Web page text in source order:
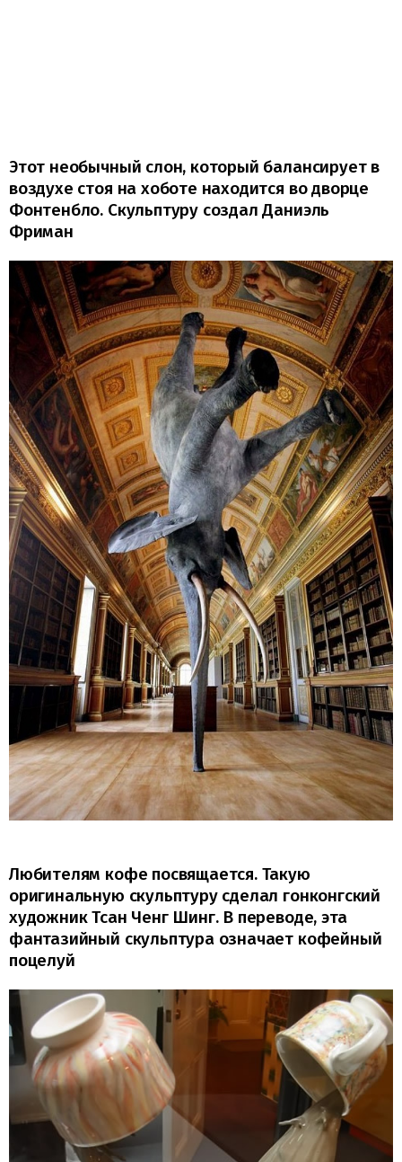
Этот необычный слон, который балансирует в
воздухе стоя на хоботе находится во дворце
Фонтенбло. Скульптуру создал Даниэль
Фриман
Любителям кофе посвящается. Такую
оригинальную скульптуру сделал гонконгский
художник Тсан Ченг Шинг. В переводе, эта
фантазийный скульптура означает кофейный
поцелуй